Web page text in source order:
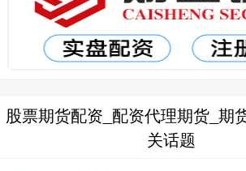
股票期货配资_配资代理期货_期
关话题